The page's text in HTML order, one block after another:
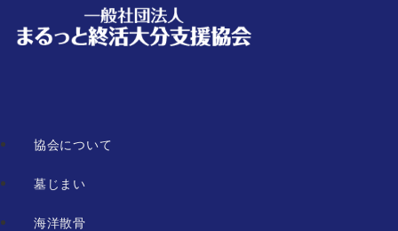
協会について
墓じまい
海洋散骨